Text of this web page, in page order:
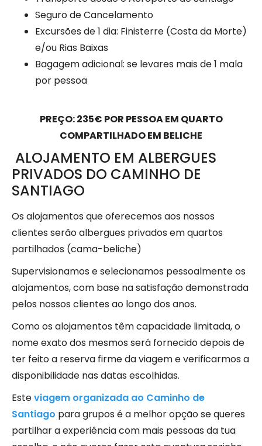
Seguro de Cancelamento
Excursões de 1 dia: Finisterre (Costa da Morte)
e/ou Rias Baixas
Bagagem adicional: se levares mais de 1 mala
por pessoa
PREÇO: 235€ POR PESSOA EM QUARTO
COMPARTILHADO EM BELICHE
ALOJAMENTO EM ALBERGUES
PRIVADOS DO CAMINHO DE
SANTIAGO
Os alojamentos que oferecemos aos nossos
clientes serão albergues privados em quartos
partilhados (cama-beliche)
Supervisionamos e selecionamos pessoalmente os
alojamentos, com base na satisfação demonstrada
pelos nossos clientes ao longo dos anos.
Como os alojamentos têm capacidade limitada, o
nome exato dos mesmos será fornecido depois de
ter feito a reserva firme da viagem e verificarmos a
disponibilidade nas datas escolhidas.
Esteviagem organizada ao Caminho de
Santiago para grupos é a melhor opção se queres
partilhar a experiência com mais pessoas da tua